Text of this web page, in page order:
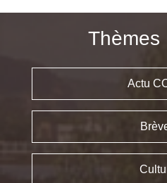
Thèmes
Actu